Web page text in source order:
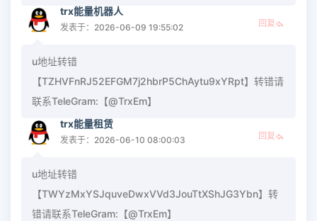
trx能量机器人
发表于：2026-06-09 19:55:02 回复
u地址转错
【TZHVFnRJ52EFGM7j2hbrP5ChAytu9xYRpt】转错请
联系TeleGram:【@TrxEm】
trx能量租赁
发表于：2026-06-10 08:00:03 回复
u地址转错
【TWYzMxYSJquveDwxVVd3JouTtXShJG3Ybn】转
错请联系TeleGram:【@TrxEm】